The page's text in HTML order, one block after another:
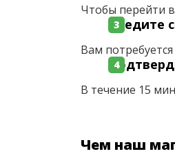
Чтобы перейти
Введите
Вам
В течение 15
Чем наш